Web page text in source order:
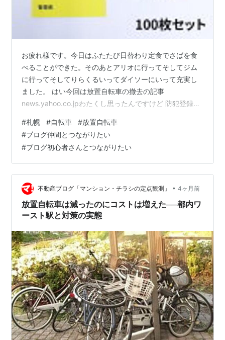
お疲れ様です。今日はふたたび日替わり定食でさばを食
べることができた。そのあとアリオに行ってそしてジム
に行ってそしてりらくるいってダイソーにいって充実し
ました。 はい今回は放置自転車の撤去の記事
news.yahoo.co.jpわたくし思ったんですけど 防犯登録を
から札幌市も自転車の所有者に撤去の依頼もできないし
でも実際にしているのかな。 撤去費用の請求ってあるの
だろうかでもこの撤去に札幌市民税がかかっているだと
したらなんかちょっとと思ってしまうけどね。 ＼最大
5,000円クーポン配布中／警告 下げ札 下札 警告札 調査
中 撥水タイプ 駐輪警告 …
#札幌 #自転車 #放置自転車
#ブログ仲間とつながりたい
#ブログ初心者さんとつながりたい
不動産ブログ「マンション・チラシの定点観測」 • 4ヶ月前
放置自転車は減ったのにコストは増えた──都内ワ
ースト駅と対策の実態